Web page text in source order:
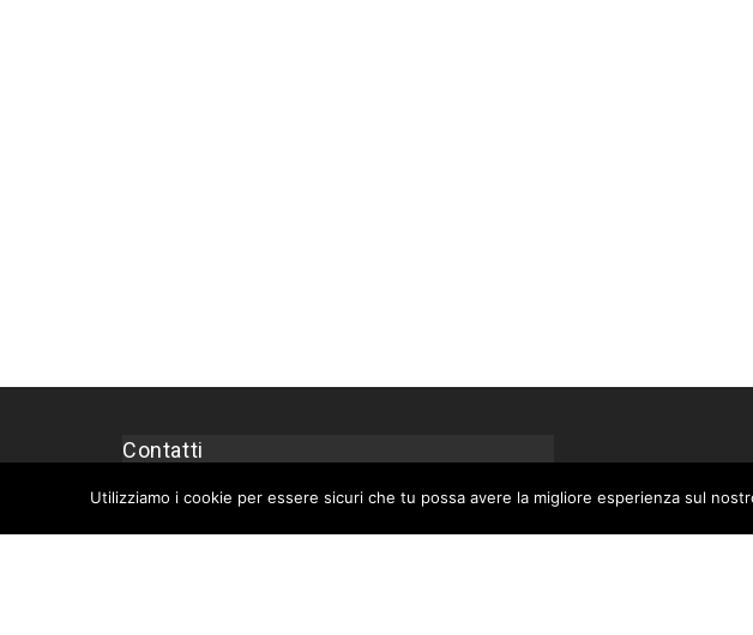
Contatti
Privacy Policy
Cookie Policy
Utilizziamo i cookie per essere sicuri che tu possa avere la migliore esperienza sul